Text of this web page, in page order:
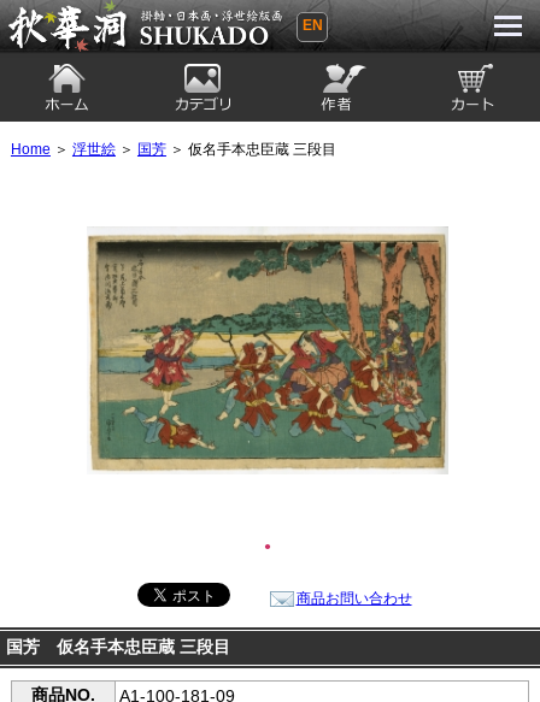
秋華洞 SHUKADO 掛軸・日本画・浮世
EN
Home ＞ 浮世絵＞ 国芳＞ 仮名手本忠臣蔵 三段目
●
商品お問い合わせ
国芳 仮名手本忠臣蔵 三段目
商品NO.
A1-100-181-09